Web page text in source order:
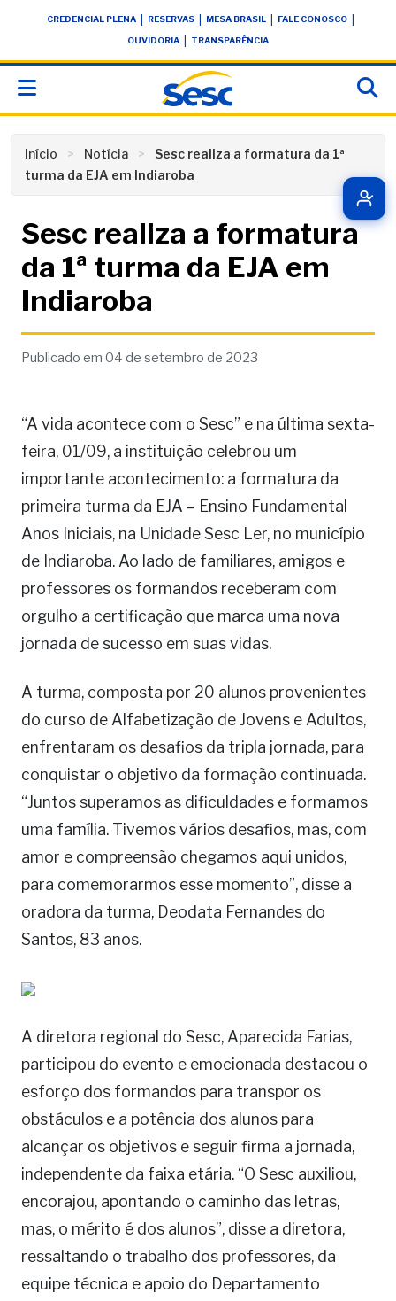
conteúdoCREDENCIAL PLENA RESERVAS MESA BRASIL FALE CONOSCO
OUVIDORIA TRANSPARÊNCIA
Início Notícia
Sesc realiza a formatura da 1ª
turma da EJA em Indiaroba
Sesc realiza a formatura
da 1ª turma da EJA em
Indiaroba
Publicado em 04 de setembro de 2023
“A vida acontece com o Sesc” e na última sexta-
feira, 01/09, a instituição celebrou um
importante acontecimento: a formatura da
primeira turma da EJA – Ensino Fundamental
Anos Iniciais, na Unidade Sesc Ler, no município
de Indiaroba. Ao lado de familiares, amigos e
professores os formandos receberam com
orgulho a certificação que marca uma nova
jornada de sucesso em suas vidas.
A turma, composta por 20 alunos provenientes
do curso de Alfabetização de Jovens e Adultos,
enfrentaram os desafios da tripla jornada, para
conquistar o objetivo da formação continuada.
“Juntos superamos as dificuldades e formamos
uma família. Tivemos vários desafios, mas, com
amor e compreensão chegamos aqui unidos,
para comemorarmos esse momento”, disse a
oradora da turma, Deodata Fernandes do
Santos, 83 anos.
A diretora regional do Sesc, Aparecida Farias,
participou do evento e emocionada destacou o
esforço dos formandos para transpor os
obstáculos e a potência dos alunos para
alcançar os objetivos e seguir firma a jornada,
independente da faixa etária. “O Sesc auxiliou,
encorajou, apontando o caminho das letras,
mas, o mérito é dos alunos”, disse a diretora,
ressaltando o trabalho dos professores, da
equipe técnica e apoio do Departamento